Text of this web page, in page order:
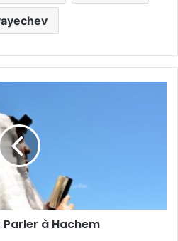
à Hachem